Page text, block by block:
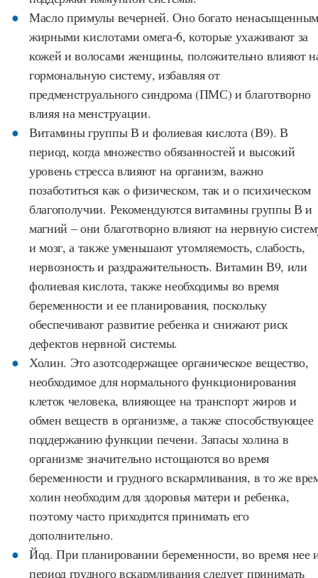
Масло примулы вечерней. Оно богато
жирными кислотами омега-6, которые ухаживают за
кожей и волосами женщины, положительно влияют
гормональную систему, избавляя от
предменструального синдрома (ПМС) и благотворно
влияя на менструации.
Витамины группы В и фолиевая кислота (В9). В
период, когда множество обязанностей и высокий
уровень стресса влияют на организм, важно
позаботиться как о физическом, так и о психическом
благополучии. Рекомендуются витамины группы В и
магний – они благотворно влияют на нервную
и мозг, а также уменьшают утомляемость, слабость,
нервозность и раздражительность. Витамин В9, или
фолиевая кислота, также необходимы во время
беременности и ее планирования, поскольку
обеспечивают развитие ребенка и снижают риск
дефектов нервной системы.
Холин. Это азотсодержащее органическое вещество,
необходимое для нормального функционирования
клеток человека, влияющее на транспорт жиров и
обмен веществ в организме, а также способствующее
поддержанию функции печени. Запасы холина в
организме значительно истощаются во время
беременности и грудного вскармливания, в то же
холин необходим для здоровья матери и ребенка,
поэтому часто приходится принимать его
дополнительно.
Йод. При планировании беременности, во время нее
период грудного вскармливания следует принимать